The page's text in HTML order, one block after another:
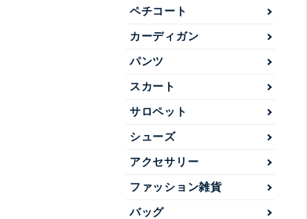
ペチコート
カーディガン
パンツ
スカート
サロペット
シューズ
アクセサリー
ファッション雑貨
バッグ